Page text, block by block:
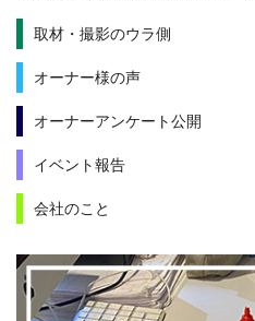
取材・撮影のウラ側
オーナー様の声
オーナーアンケート公開
イベント報告
会社のこと